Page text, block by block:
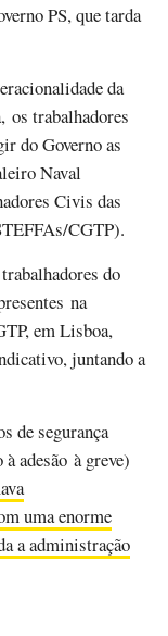
PS, que tarda
da
os trabalhadores
do Governo as
Naval
Civis das
CGTP).
do
na
em Lisboa,
juntando a
de segurança
adesão à greve)
uma enorme
a administração